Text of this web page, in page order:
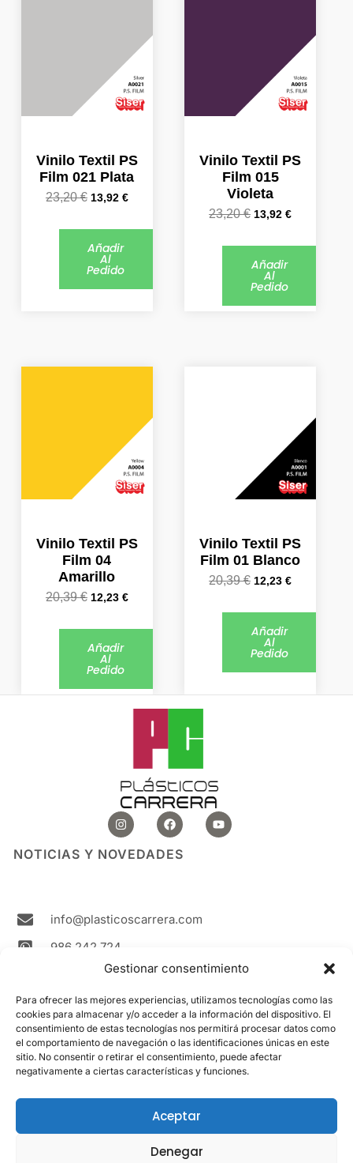
Gestionar consentimiento
Para ofrecer las mejores experiencias, utilizamos tecnologías como las
cookies para almacenar y/o acceder a la información del dispositivo. El
consentimiento de estas tecnologías nos permitirá procesar datos como
el comportamiento de navegación o las identificaciones únicas en este
sitio. No consentir o retirar el consentimiento, puede afectar
negativamente a ciertas características y funciones.
Aceptar
Denegar
Vinilo Textil PS
Film 021 Plata
23,20€
23,20 €.
13,92 €
13,92 €.
Añadir
Al
Pedido
Vinilo Textil PS
Film 015
Violeta
23,20€
23,20 €.
13,92€
13,92 €.
Añadir
Al
Pedido
Vinilo Textil PS
Film 04
Amarillo
20,39€
20,39 €.
12,23 €
12,23 €.
Añadir
Al
Pedido
Vinilo Textil PS
Film 01 Blanco
20,39€
20,39 €.
12,23€
12,23 €.
Añadir
Al
Pedido
I
n
s
t
a
F
a
c
e
b
Y
o
u
NOTICIAS Y NOVEDADES
info@plasticoscarrera.com
986 242 724
Plasticos Carrera Avda. Ricardo Mella, 111 36330
Vigo Spain
Contacto
LEGAL
Política de cookies